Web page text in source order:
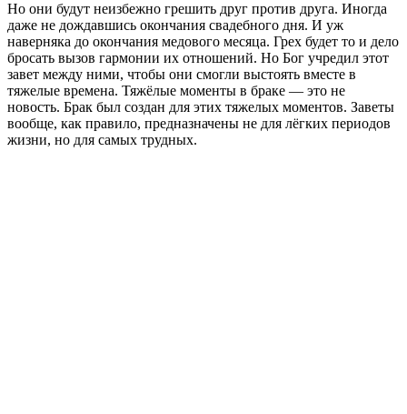
Но они будут неизбежно грешить друг против друга. Иногда
даже не дождавшись окончания свадебного дня. И уж
наверняка до окончания медового месяца. Грех будет то и дело
бросать вызов гармонии их отношений. Но Бог учредил этот
завет между ними, чтобы они смогли выстоять вместе в
тяжелые времена. Тяжёлые моменты в браке — это не
новость. Брак был создан для этих тяжелых моментов. Заветы
вообще, как правило, предназначены не для лёгких периодов
жизни, но для самых трудных.